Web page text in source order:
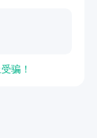
时间可居家
骗！